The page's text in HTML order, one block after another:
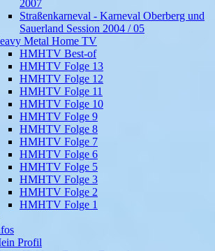
2007
Straßenkarneval - Karneval Oberberg und
Sauerland Session 2004 / 05
Metal Home TV
HMHTV Best-of
HMHTV Folge 13
HMHTV Folge 12
HMHTV Folge 11
HMHTV Folge 10
HMHTV Folge 9
HMHTV Folge 8
HMHTV Folge 7
HMHTV Folge 6
HMHTV Folge 5
HMHTV Folge 3
HMHTV Folge 2
HMHTV Folge 1
Profil